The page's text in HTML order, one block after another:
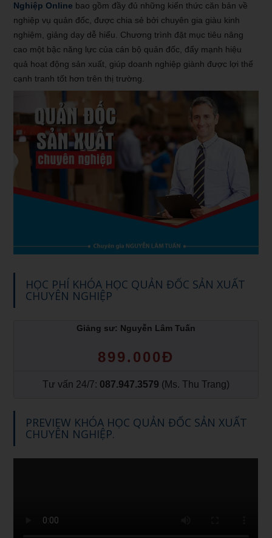
Nghiệp Online bao gồm đầy đủ những kiến thức căn bản về
nghiệp vụ quản đốc, được chia sẻ bởi chuyên gia giàu kinh
nghiệm, giảng dạy dễ hiểu. Chương trình đặt mục tiêu nâng
cao một bậc năng lực của cán bộ quản đốc, đẩy mạnh hiệu
quả hoạt động sản xuất, giúp doanh nghiệp giành được lợi thế
cạnh tranh tốt hơn trên thị trường.
HỌC PHÍ KHÓA HỌC QUẢN ĐỐC SẢN XUẤT
CHUYÊN NGHIỆP
Giảng sư: Nguyễn Lâm Tuấn
899.000Đ
Tư vấn 24/7: 087.947.3579 (Ms. Thu Trang)
PREVIEW KHÓA HỌC QUẢN ĐỐC SẢN XUẤT
CHUYÊN NGHIỆP.